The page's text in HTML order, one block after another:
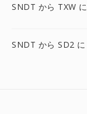
SNDT から TXW に
SNDT から SD2 に